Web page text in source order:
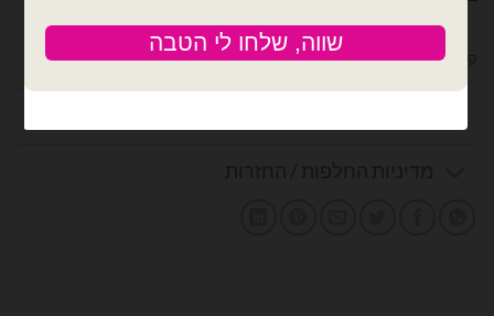
קטגוריות:בלוני בובו,חגים ואירועים,טו באב + וולנטיין,מבצעים / חיסול מלאי